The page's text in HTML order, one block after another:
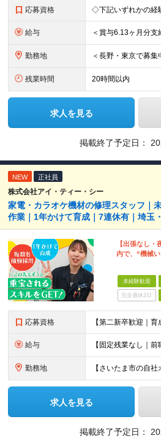
応募資格
給与
勤務地
残業時間 20時間以内
求人を見る
掲載終了予定日：
NEW 正社員
株式会社アイ・ティー・シー
家電・カラオケ機材の修理スタッフ｜
作業｜1年かけて育成｜7連休有｜埼玉
【出張なし
内で、“機械
未経験歓迎
完全週休2日
応募資格
給与
勤務地
求人を見る
掲載終了予定日：